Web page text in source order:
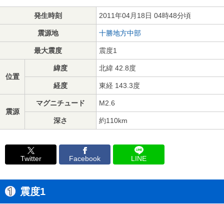
発生時刻 2011年04月18日 04時48分頃
震源地 十勝地方中部
最大震度 震度1
位置
緯度 北緯 42.8度
経度 東経 143.3度
震源
マグニチュード M2.6
深さ 約110km
Twitter Facebook LINE
震度1